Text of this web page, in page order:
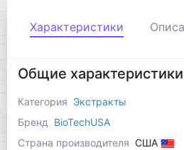
Характеристики
Общие характеристики
Категория Экстракты
Бренд
BioTechUSA
Страна производителя США